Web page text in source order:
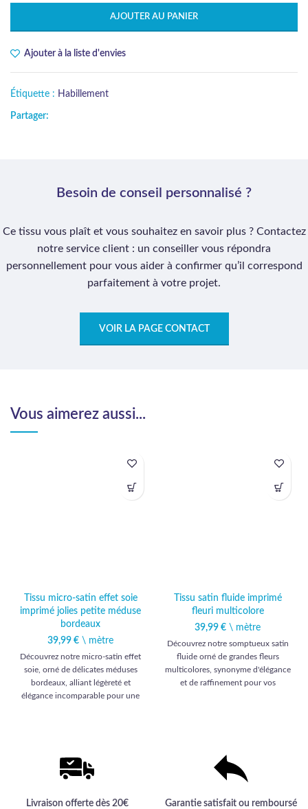
AJOUTER AU PANIER
Ajouter à la liste d'envies
Étiquette : Habillement
Partager:
Besoin de conseil personnalisé ?
Ce tissu vous plaît et vous souhaitez en savoir plus ? Contactez
notre service client : un conseiller vous répondra
personnellement pour vous aider à confirmer qu’il correspond
parfaitement à votre projet.
VOIR LA PAGE CONTACT
Vous aimerez aussi...
Tissu micro-satin effet soie
imprimé jolies petite méduse
bordeaux
39,99 € \ mètre
Découvrez notre micro-satin effet
soie, orné de délicates méduses
bordeaux, alliant légèreté et
élégance incomparable pour une
Tissu satin fluide imprimé
fleuri multicolore
39,99 € \ mètre
Découvrez notre somptueux satin
fluide orné de grandes fleurs
multicolores, synonyme d'élégance
et de raffinement pour vos
Livraison offerte dès 20€ Garantie satisfait ou remboursé